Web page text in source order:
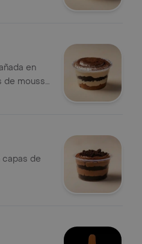
en
de mousse
de